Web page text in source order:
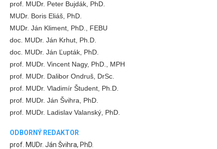
prof. MUDr. Peter Bujdák, PhD.
MUDr. Boris Eliáš, PhD.
MUDr. Ján Kliment, PhD., FEBU
doc. MUDr. Ján Krhut, Ph.D.
doc. MUDr. Ján Ľupták, PhD.
prof. MUDr. Vincent Nagy, PhD., MPH
prof. MUDr. Dalibor Ondruš, DrSc.
prof. MUDr. Vladimír Študent, Ph.D.
prof. MUDr. Ján Švihra, PhD.
prof. MUDr. Ladislav Valanský, PhD.
ODBORNÝ REDAKTOR
prof. MUDr. Ján Švihra, PhD.